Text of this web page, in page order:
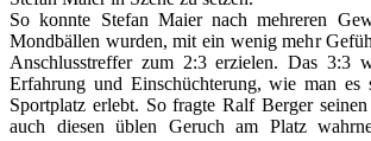
So konnte Stefan Maier nach mehreren
Mondbällen wurden, mit ein wenig mehr
Anschlusstreffer zum 2:3 erzielen. Das 3:3
Erfahrung und Einschüchterung, wie man es
Sportplatz erlebt. So fragte Ralf Berger
auch diesen üblen Geruch am Platz